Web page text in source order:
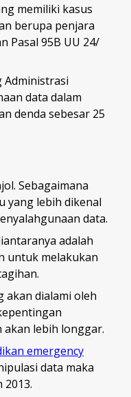
memiliki kasus
berupa penjara
Pasal 95B UU 24/
Administrasi
data dalam
denda sebesar 25
Sebagaimana
yang lebih dikenal
data.
adalah
untuk melakukan
akan dialami oleh
akan lebih longgar.
emergency
data maka